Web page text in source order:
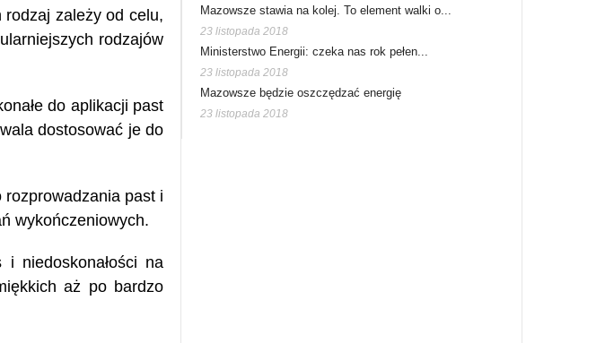
zależy od celu,
rodzajów
do aplikacji past
dostosować je do
rozprowadzania past i
wykończeniowych.
niedoskonałości na
aż po bardzo
Mazowsze stawia na kolej. To element walki o...
23 listopada 2018
Ministerstwo Energii: czeka nas rok pełen...
23 listopada 2018
Mazowsze będzie oszczędzać energię
23 listopada 2018